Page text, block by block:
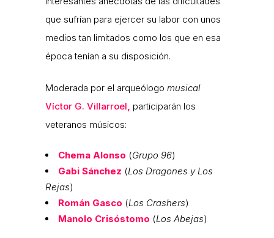
que sufrían para ejercer su labor con unos
medios tan limitados como los que en esa
época tenían a su disposición.
Moderada por el arqueólogo musical
Víctor G. Villarroel, participarán los
veteranos músicos:
Chema Alonso (Grupo 96)
Gabi Sánchez (Los Dragones y Los
Rejas)
Román Gasco (Los Crashers)
Manolo Crisóstomo (Los Abejas)